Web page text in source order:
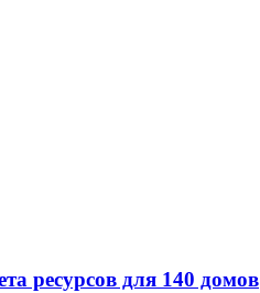
ресурсов для 140 домов